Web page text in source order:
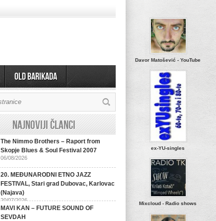
OLD BARIKADA
Davor Matošević - YouTube
ex-YU-singles
Mixcloud - Radio shows
Najnoviji članci
The Nimmo Brothers – Raport from
Skopje Blues & Soul Festival 2007
06/08/2026
20. MEĐUNARODNI ETNO JAZZ
FESTIVAL, Stari grad Dubovac, Karlovac
(Najava)
20/07/2026
MAVI KAN – FUTURE SOUND OF
SEVDAH